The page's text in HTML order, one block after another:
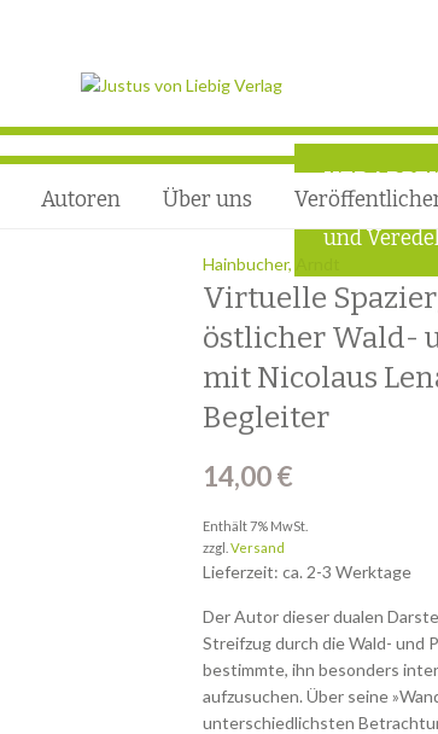
und
Autoren Über uns
Hainbucher, Arndt
Virtuelle
östlicher Wald-
mit Nicolaus
Begleiter
14,00€
Enthält 7% MwSt.
zzgl.Versand
Lieferzeit: ca. 2-3 Werktage
Der Autor dieser dualen
Streifzug durch die Wald- und
bestimmte, ihn besonders
aufzusuchen. Über seine
unterschiedlichsten